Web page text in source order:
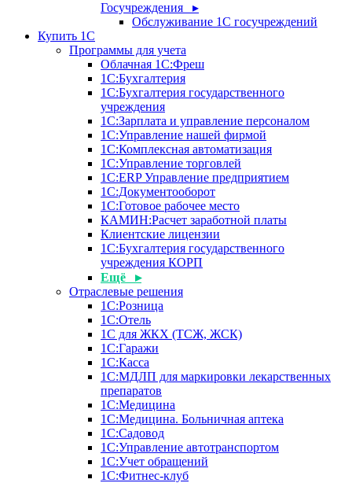
Госучреждения ▸
Обслуживание 1С госучреждений
Купить 1С
Программы для учета
Облачная 1С:Фреш
1С:Бухгалтерия
1С:Бухгалтерия государственного
учреждения
1С:Зарплата и управление персоналом
1С:Управление нашей фирмой
1С:Комплексная автоматизация
1С:Управление торговлей
1С:ERP Управление предприятием
1С:Документооборот
1C:Готовое рабочее место
КАМИН:Расчет заработной платы
Клиентские лицензии
1С:Бухгалтерия государственного
учреждения КОРП
Ещё ▸
Отраслевые решения
1С:Розница
1С:Отель
1С для ЖКХ (ТСЖ, ЖСК)
1С:Гаражи
1С:Касса
1С:МДЛП для маркировки лекарственных
препаратов
1С:Медицина
1С:Медицина. Больничная аптека
1С:Садовод
1С:Управление автотранспортом
1С:Учет обращений
1С:Фитнес-клуб